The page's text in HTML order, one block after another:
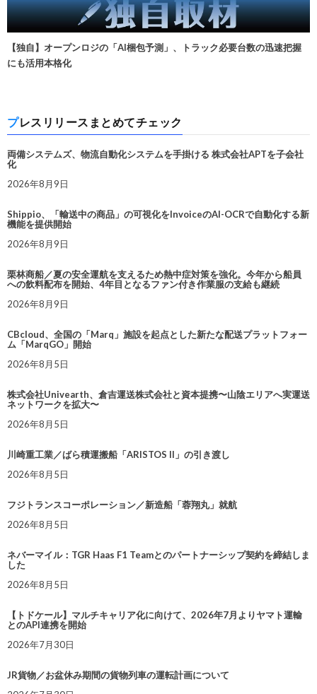
【独自】オープンロジの「AI梱包予測」、トラック必要台数の迅速把握
にも活用本格化
プレスリリースまとめてチェック
両備システムズ、物流自動化システムを手掛ける 株式会社APTを子会社
化
2026年8月9日
Shippio、「輸送中の商品」の可視化をInvoiceのAI-OCRで自動化する新
機能を提供開始
2026年8月9日
栗林商船／夏の安全運航を支えるため熱中症対策を強化。今年から船員
への飲料配布を開始、4年目となるファン付き作業服の支給も継続
2026年8月9日
CBcloud、全国の「Marq」施設を起点とした新たな配送プラットフォー
ム「MarqGO」開始
2026年8月5日
株式会社Univearth、倉吉運送株式会社と資本提携〜山陰エリアへ実運送
ネットワークを拡大〜
2026年8月5日
川崎重工業／ばら積運搬船「ARISTOS II」の引き渡し
2026年8月5日
フジトランスコーポレーション／新造船「蓉翔丸」就航
2026年8月5日
ネバーマイル：TGR Haas F1 Teamとのパートナーシップ契約を締結しま
した
2026年8月5日
【トドケール】マルチキャリア化に向けて、2026年7月よりヤマト運輸
とのAPI連携を開始
2026年7月30日
JR貨物／お盆休み期間の貨物列車の運転計画について